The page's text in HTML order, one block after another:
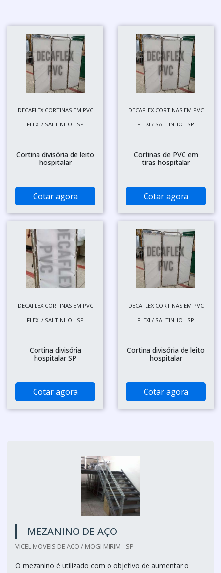
DECAFLEX CORTINAS EM PVC
FLEXI / SALTINHO - SP
Cortina divisória de leito
hospitalar
Cotar agora
DECAFLEX CORTINAS EM PVC
FLEXI / SALTINHO - SP
Cortinas de PVC em
tiras hospitalar
Cotar agora
DECAFLEX CORTINAS EM PVC
FLEXI / SALTINHO - SP
Cortina divisória
hospitalar SP
Cotar agora
DECAFLEX CORTINAS EM PVC
FLEXI / SALTINHO - SP
Cortina divisória de leito
hospitalar
Cotar agora
MEZANINO DE AÇO
VICEL MOVEIS DE ACO / MOGI MIRIM - SP
O mezanino é utilizado com o objetivo de aumentar o